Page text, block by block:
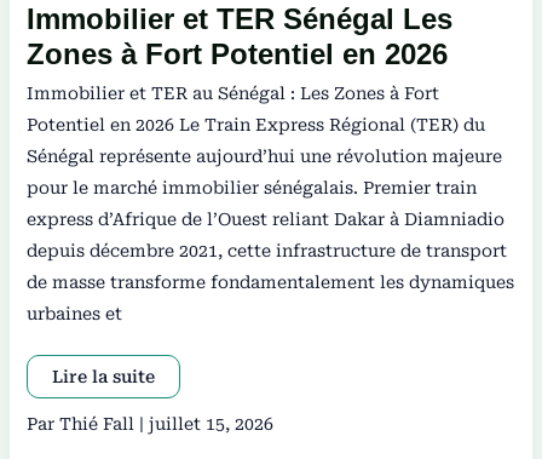
Immobilier et TER Sénégal Les
Zones à Fort Potentiel en 2026
Immobilier et TER au Sénégal : Les Zones à Fort
Potentiel en 2026 Le Train Express Régional (TER) du
Sénégal représente aujourd’hui une révolution majeure
pour le marché immobilier sénégalais. Premier train
express d’Afrique de l’Ouest reliant Dakar à Diamniadio
depuis décembre 2021, cette infrastructure de transport
de masse transforme fondamentalement les dynamiques
urbaines et
Lire la suite
Par Thié Fall | juillet 15, 2026